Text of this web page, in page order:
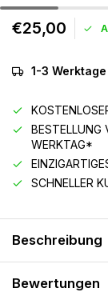
€25,00
1-3 Werktage
BESTELLUNG
WERKTAG*
SCHNELLER
Beschreibung
Bewertungen